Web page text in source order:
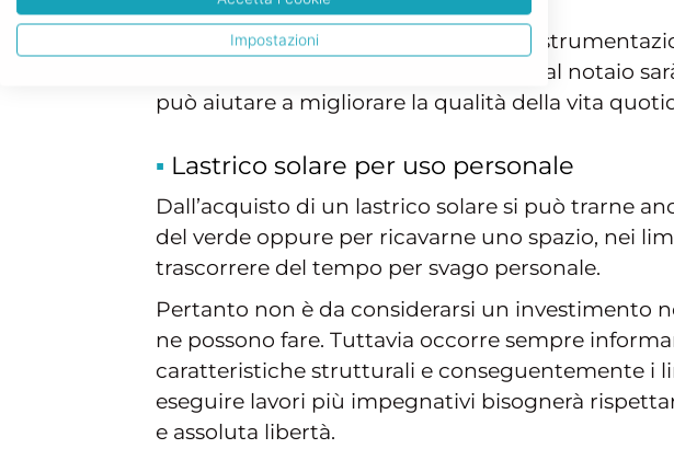
Ciò comporta il dover utilizzare delle
una volta comprato il lastrico solare dal notaio
può aiutare a migliorare la qualità della vita
Lastrico solare per uso personale
Dall’acquisto di un lastrico solare si può trarne
del verde oppure per ricavarne uno spazio, nei
trascorrere del tempo per svago personale.
Pertanto non è da considerarsi un investimento
ne possono fare. Tuttavia occorre sempre
caratteristiche strutturali e conseguentemente i
eseguire lavori più impegnativi bisognerà
e assoluta libertà.
Impostazioni